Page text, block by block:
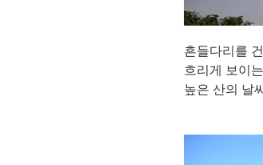
흔들다리를
흐리게 보이
높은 산의 날